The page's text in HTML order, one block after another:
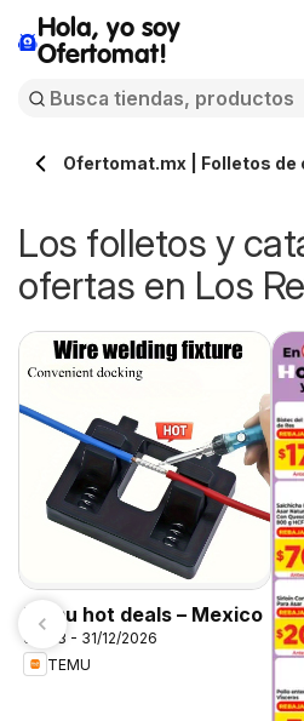
Hola, yo soy
Ofertomat!
Ofertomat.mx | Folletos de
Los folletos y
ofertas en Los
Temu hot deals – Mexico
07/08 - 31/12/2026
TEMU